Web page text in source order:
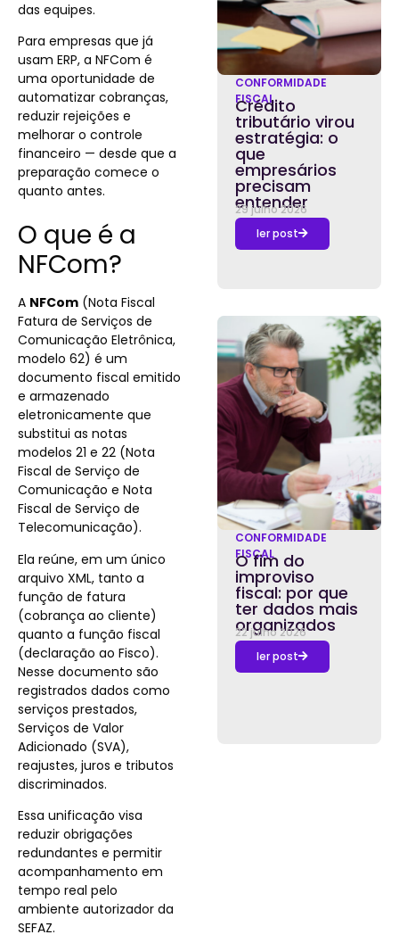
das equipes.
Para empresas que já
usam ERP, a NFCom é
uma oportunidade de
automatizar cobranças,
reduzir rejeições e
melhorar o controle
financeiro — desde que a
preparação comece o
quanto antes.
O que é a
NFCom?
A NFCom (Nota Fiscal
Fatura de Serviços de
Comunicação Eletrônica,
modelo 62) é um
documento fiscal emitido
e armazenado
eletronicamente que
substitui as notas
modelos 21 e 22 (Nota
Fiscal de Serviço de
Comunicação e Nota
Fiscal de Serviço de
Telecomunicação).
Ela reúne, em um único
arquivo XML, tanto a
função de fatura
(cobrança ao cliente)
quanto a função fiscal
(declaração ao Fisco).
Nesse documento são
registrados dados como
serviços prestados,
Serviços de Valor
Adicionado (SVA),
reajustes, juros e tributos
discriminados.
Essa unificação visa
reduzir obrigações
redundantes e permitir
acompanhamento em
tempo real pelo
ambiente autorizador da
SEFAZ.
CONFORMIDADE
FISCAL
Crédito
tributário virou
estratégia: o
que
empresários
precisam
entender
29 julho 2026
ler post
CONFORMIDADE
FISCAL
O fim do
improviso
fiscal: por que
ter dados mais
organizados
22 julho 2026
ler post